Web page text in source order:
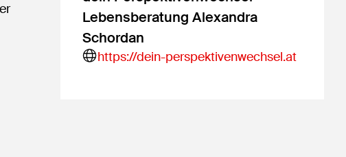
Lebensberatung Alexandra
Schordan
https://dein-perspektivenwechsel.at